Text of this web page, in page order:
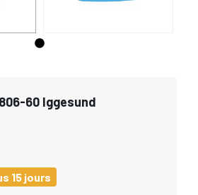
60 Iggesund
15 jours